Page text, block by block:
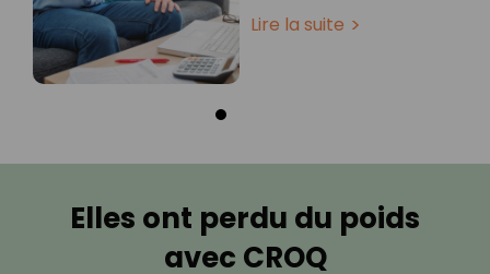
Lire la suite
Elles ont perdu du poids
avec CROQ